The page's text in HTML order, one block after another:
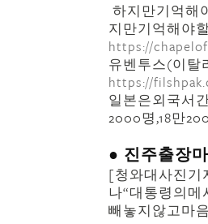
하지만기억해
지만기억해야
https://
유벤투스(이탈
https://
일본은외국서
2000명,18만
● 진주출장
[청와대사진기
나“대통령의
빼놓지않고마